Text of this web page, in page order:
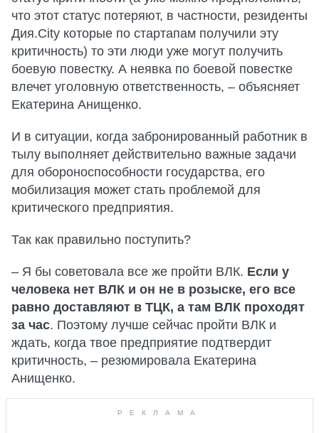
что этот статус потеряют, в частности, резиденты
Дия.City которые по стартапам получили эту
критичность) то эти люди уже могут получить
боевую повестку. А неявка по боевой повестке
влечет уголовную ответственность, – объясняет
Екатерина Анищенко.
И в ситуации, когда забронированный работник в
тылу выполняет действительно важные задачи
для обороноспособности государства, его
мобилизация может стать проблемой для
критического предприятия.
Так как правильно поступить?
– Я бы советовала все же пройти ВЛК. Если у
человека нет ВЛК и он не в розыске, его все
равно доставляют в ТЦК, а там ВЛК проходят
за час. Поэтому лучше сейчас пройти ВЛК и
ждать, когда твое предприятие подтвердит
критичность, – резюмировала Екатерина
Анищенко.